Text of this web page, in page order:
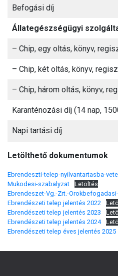
Befogási díj
Állategészségügyi
– Chip, egy oltás, könyv,
– Chip, két oltás, könyv,
– Chip, három oltás, könyv,
Karanténozási díj (14 nap,
Napi tartási díj
Letölthető dokumentumok
Ebrendeszti-telep-nyilvantartasba-
Mukodesi-szabalyzat
Letöltés
Ebrendeszet-Vg.-Zrt.-
Ebrendészeti telep jelentés 2022
Ebrendészeti telep jelentés 2023
Ebrendészeti telep jelentés 2024
Ebrendészeti telep éves jelentés 2025